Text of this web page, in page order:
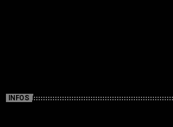
INFOS